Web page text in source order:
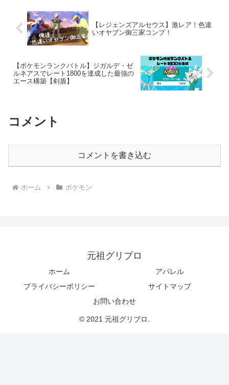
【レジェンズアルセウス】激レア！色違
いオヤブン御三家コンプ！
【ポケモンランクバトル】ジガルデ・ゼ
ルネアスでレート1800を達成した最強の
エース構築【剣盾】
コメント
コメントを書き込む
ホーム ポケモン
元祖グリブロ
ホーム
アパレル
プライバシーポリシー
サイトマップ
お問い合わせ
© 2021 元祖グリブロ.